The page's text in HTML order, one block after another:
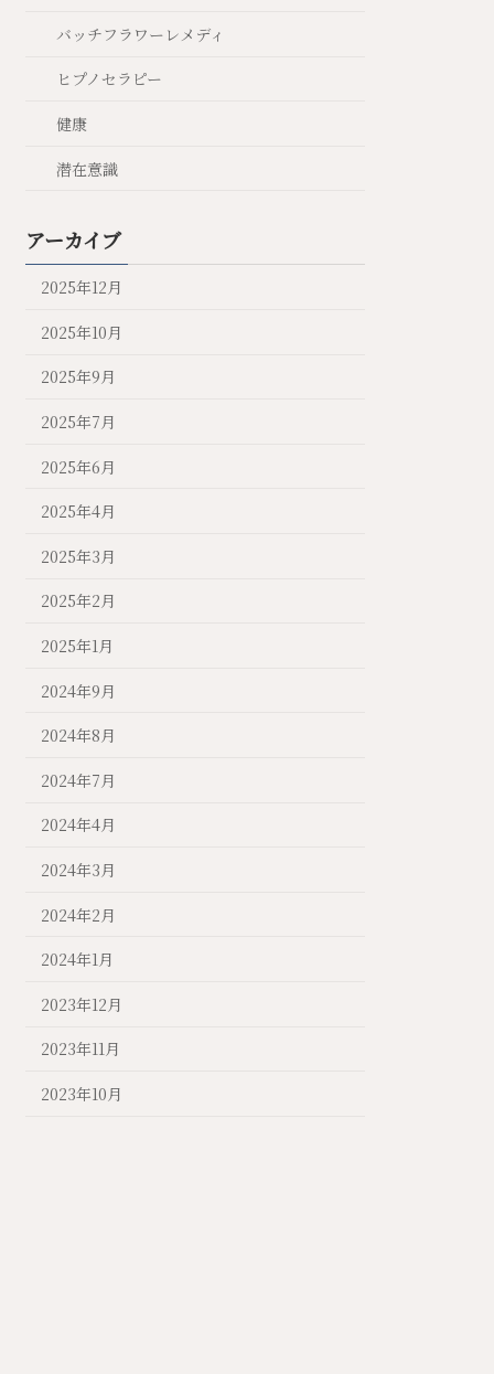
バッチフラワーレメディ
ヒプノセラピー
健康
潜在意識
アーカイブ
2025年12月
2025年10月
2025年9月
2025年7月
2025年6月
2025年4月
2025年3月
2025年2月
2025年1月
2024年9月
2024年8月
2024年7月
2024年4月
2024年3月
2024年2月
2024年1月
2023年12月
2023年11月
2023年10月